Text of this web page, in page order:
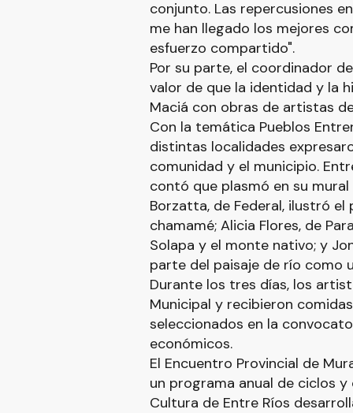
conjunto. Las repercusiones
me han llegado los mejores
esfuerzo compartido".
Por su parte, el coordinador
valor de que la identidad y la
Maciá con obras de artistas
Con la temática Pueblos
distintas localidades
comunidad y el municipio.
contó que plasmó en su mural
Borzatta, de Federal, ilustró
chamamé; Alicia Flores, de
Solapa y el monte nativo; y
parte del paisaje de río como
Durante los tres días, los
Municipal y recibieron
seleccionados en la
económicos.
El Encuentro Provincial de
un programa anual de ciclos
Cultura de Entre Ríos